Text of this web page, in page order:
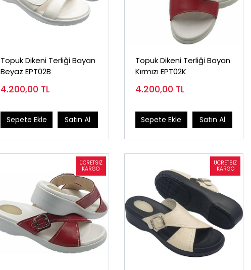
Topuk Dikeni Terliği Bayan
Beyaz EPT02B
4.200,00 TL
Sepete Ekle Satın Al
Topuk Dikeni Terliği Bayan
Kırmızı EPT02K
4.200,00 TL
Sepete Ekle Satın Al